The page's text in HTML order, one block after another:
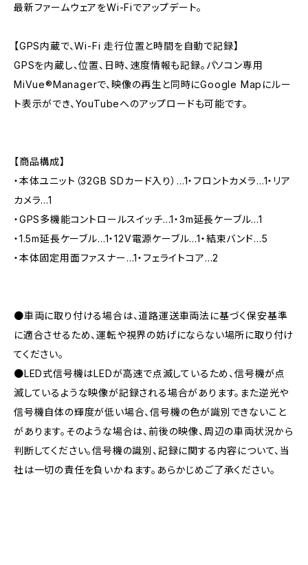
最新ファームウェアをWi-Fiでアップデート。
【GPS内蔵で、Wi-Fi 走行位置と時間を自動で記録】
GPSを内蔵し、位置、日時、速度情報も記録。パソコン専用
MiVue®Managerで、映像の再生と同時にGoogle Mapにルー
ト表示ができ、YouTubeへのアップロードも可能です。
【商品構成】
・本体ユニット（32GB SDカード入り）…1・フロントカメラ…1・リア
カメラ…1
・GPS多機能コントロールスイッチ…1・3m延長ケーブル…1
・1.5m延長ケーブル…1・12V電源ケーブル…1・結束バンド…5
・本体固定用面ファスナー…1・フェライトコア…2
●車両に取り付ける場合は、道路運送車両法に基づく保安基準
に適合させるため、運転や視界の妨げにならない場所に取り付け
てください。
●LED式信号機はLEDが高速で点滅しているため、信号機が点
滅しているような映像が記録される場合があります。また逆光や
信号機自体の輝度が低い場合、信号機の色が識別できないこと
があります。そのような場合は、前後の映像、周辺の車両状況から
判断してください。信号機の識別、記録に関する内容について、当
社は一切の責任を負いかねます。あらかじめご了承ください。